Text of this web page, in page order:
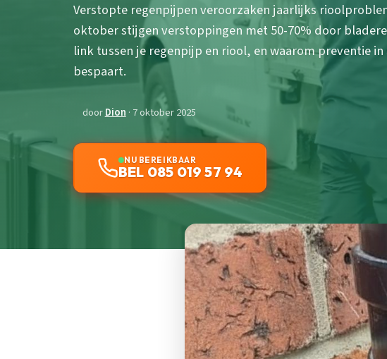
Verstopte regenpijpen veroorzaken jaarlijks
oktober stijgen verstoppingen met 50-70% door
link tussen je regenpijp en riool, en waarom preventie
bespaart.
doorDion · 7 oktober 2025
NU BEREIKBAAR
BEL 085 019 57 94